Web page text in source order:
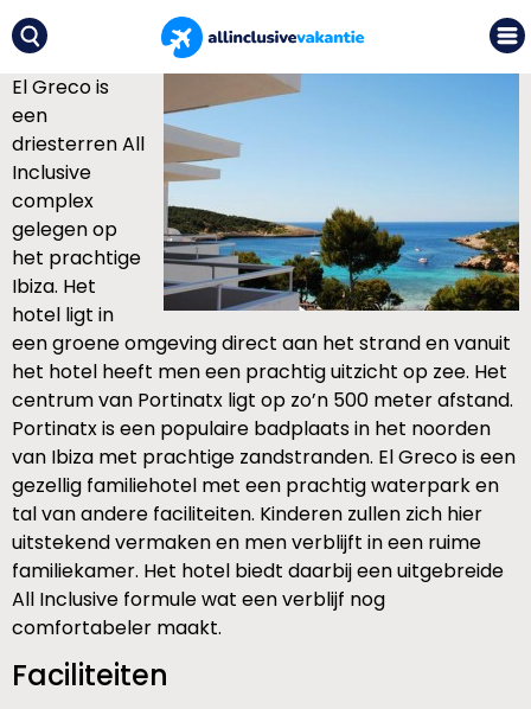
El Greco is
een
driesterren All
Inclusive
complex
gelegen op
het prachtige
Ibiza. Het
hotel ligt in
een groene omgeving direct aan het strand en vanuit
het hotel heeft men een prachtig uitzicht op zee. Het
centrum van Portinatx ligt op zo’n 500 meter afstand.
Portinatx is een populaire badplaats in het noorden
van Ibiza met prachtige zandstranden. El Greco is een
gezellig familiehotel met een prachtig waterpark en
tal van andere faciliteiten. Kinderen zullen zich hier
uitstekend vermaken en men verblijft in een ruime
familiekamer. Het hotel biedt daarbij een uitgebreide
All Inclusive formule wat een verblijf nog
comfortabeler maakt.
Faciliteiten